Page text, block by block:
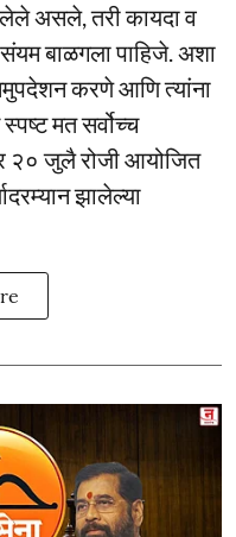
असले, तरी कायदा व
संयम बाळगला पाहिजे. अशा
करणे आणि त्यांना
मत सर्वोच्च
२० जुलै रोजी आयोजित
झालेल्या